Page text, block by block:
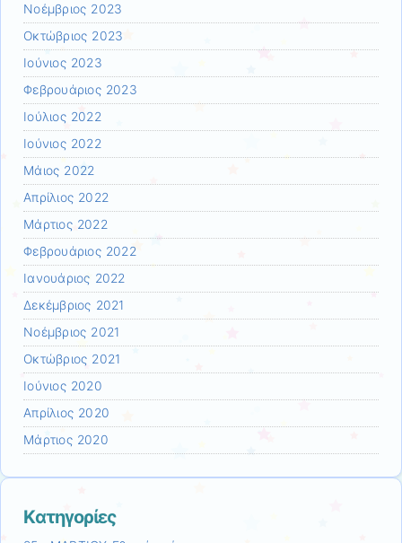
Νοέμβριος 2023
Οκτώβριος 2023
Ιούνιος 2023
Φεβρουάριος 2023
Ιούλιος 2022
Ιούνιος 2022
Μάιος 2022
Απρίλιος 2022
Μάρτιος 2022
Φεβρουάριος 2022
Ιανουάριος 2022
Δεκέμβριος 2021
Νοέμβριος 2021
Οκτώβριος 2021
Ιούνιος 2020
Απρίλιος 2020
Μάρτιος 2020
Kατηγορίες